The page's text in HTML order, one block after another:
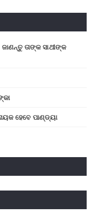
ତାଙ୍କ ସାଥୀଙ୍କ
ହେବେ ପାଣ୍ଡ୍ୟା